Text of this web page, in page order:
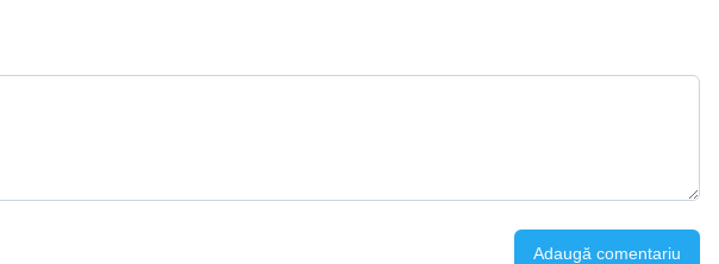
Adaugă comentariu